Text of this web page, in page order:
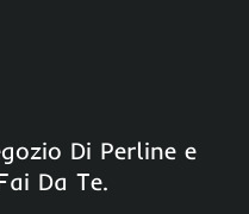
Di Perline e
Da Te.